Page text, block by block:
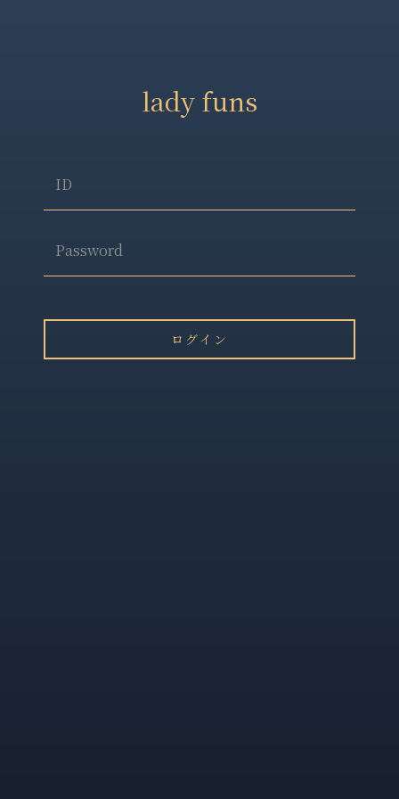
lady funs
ID
Password
ログイン